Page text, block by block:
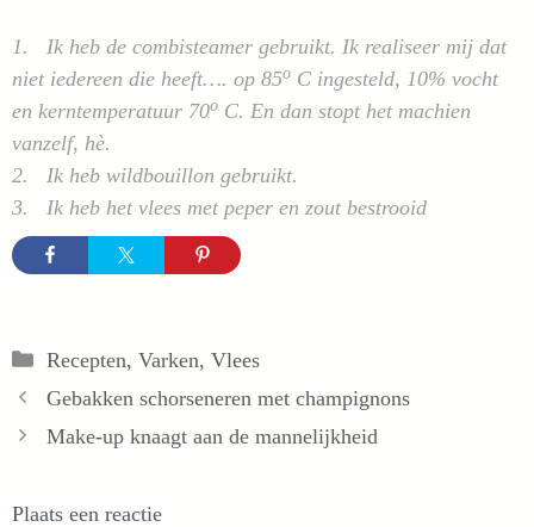
1. Ik heb de combisteamer gebruikt. Ik realiseer mij dat
niet iedereen die heeft…. op 85o C ingesteld, 10% vocht
en kerntemperatuur 70o C. En dan stopt het machien
vanzelf, hè.
2. Ik heb wildbouillon gebruikt.
3. Ik heb het vlees met peper en zout bestrooid
Categorieën
Recepten, Varken, Vlees
Gebakken schorseneren met champignons
Make-up knaagt aan de mannelijkheid
Plaats een reactie